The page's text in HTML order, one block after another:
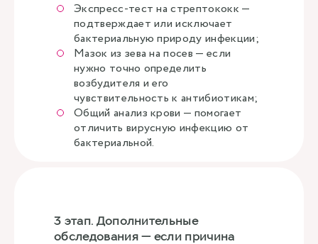
Экспресс-тест на стрептококк —
подтверждает или исключает
бактериальную природу инфекции;
Мазок из зева на посев — если
нужно точно определить
возбудителя и его
чувствительность к антибиотикам;
Общий анализ крови — помогает
отличить вирусную инфекцию от
бактериальной.
3 этап. Дополнительные
обследования — если причина